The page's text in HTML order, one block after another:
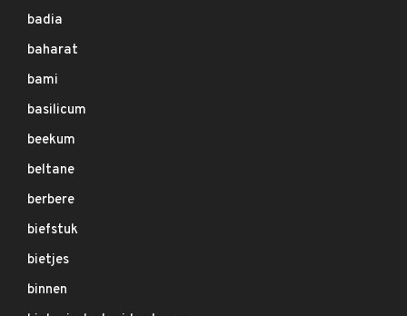
badia
baharat
bami
basilicum
beekum
beltane
berbere
biefstuk
bietjes
binnen